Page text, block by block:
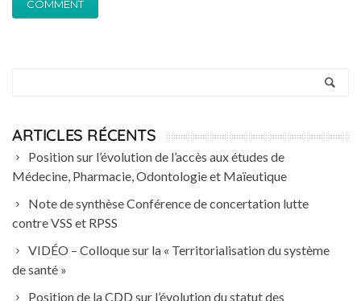
ARTICLES RÉCENTS
Position sur l’évolution de l’accès aux études de
Médecine, Pharmacie, Odontologie et Maïeutique
Note de synthèse Conférence de concertation lutte
contre VSS et RPSS
VIDÉO – Colloque sur la « Territorialisation du système
de santé »
Position de la CDD sur l’évolution du statut des